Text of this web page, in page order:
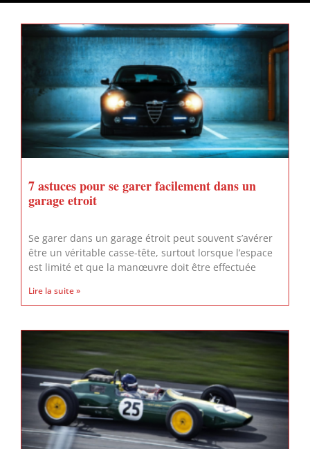
7 astuces pour se garer facilement dans un
garage etroit
Se garer dans un garage étroit peut souvent s’avérer
être un véritable casse-tête, surtout lorsque l’espace
est limité et que la manœuvre doit être effectuée
Lire la suite »